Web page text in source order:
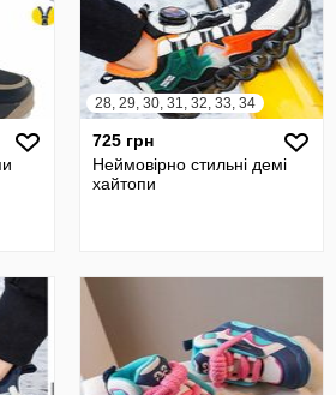
28, 29, 30, 31, 32, 33, 34
725 грн
Неймовірно стильні демі
хайтопи